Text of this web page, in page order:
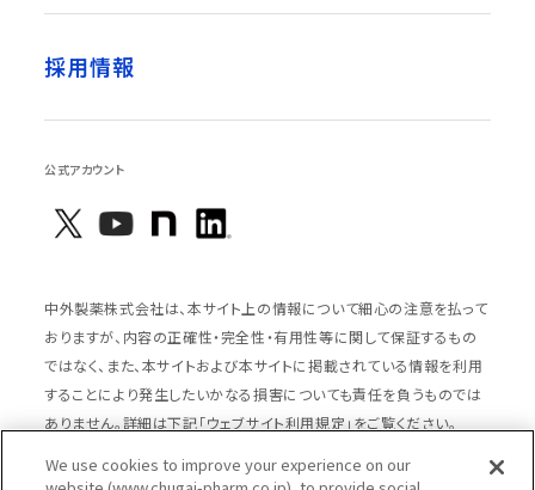
採用情報
公式アカウント
中外製薬株式会社は、本サイト上の情報について細心の注意を払って
おりますが、内容の正確性・完全性・有用性等に関して保証するもの
ではなく、また、本サイトおよび本サイトに掲載されている情報を利用
することにより発生したいかなる損害についても責任を負うものでは
ありません。詳細は下記「ウェブサイト利用規定」をご覧ください。
We use cookies to improve your experience on our